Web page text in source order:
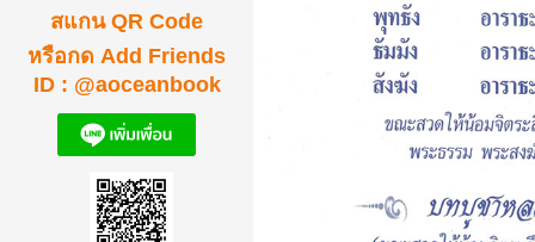
สแกน QR Code
หรือกด Add Friends
ID : @aoceanbook